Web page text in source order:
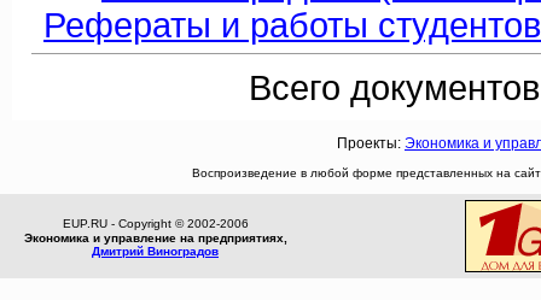
Рефераты и работы студентов
Всего
Проекты: Экономика и
Воспроизведение в любой форме представленных на
EUP.RU - Copyright © 2002-2006
Экономика и управление на предприятиях,
Дмитрий Виноградов